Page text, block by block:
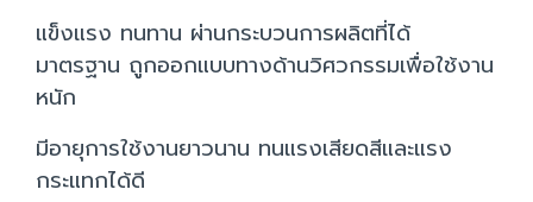
แข็งแรง ทนทาน ผ่านกระบวนการผลิตที่ได้
มาตรฐาน ถูกออกแบบทางด้านวิศวกรรมเพื่อใช้งาน
หนัก
มีอายุการใช้งานยาวนาน ทนแรงเสียดสีและแรง
กระแทกได้ดี